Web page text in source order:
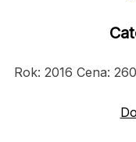
Rok: 2016 Cena: